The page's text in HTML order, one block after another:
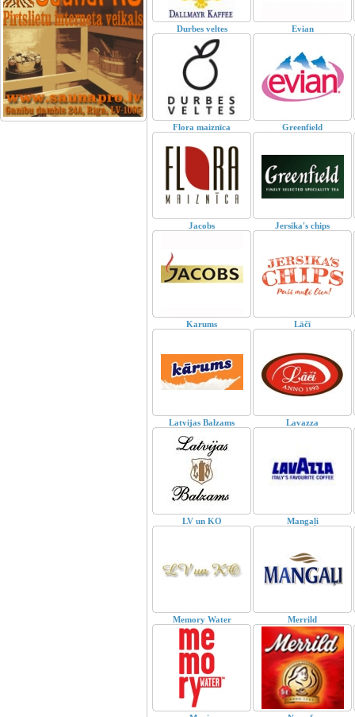
Durbes veltes Evian
Flora maiznīca Greenfield
Jacobs Jersika's chips
Karums Lāčī
Latvijas Balzams Lavazza
LV un KO Mangaļi
Memory Water Merrild